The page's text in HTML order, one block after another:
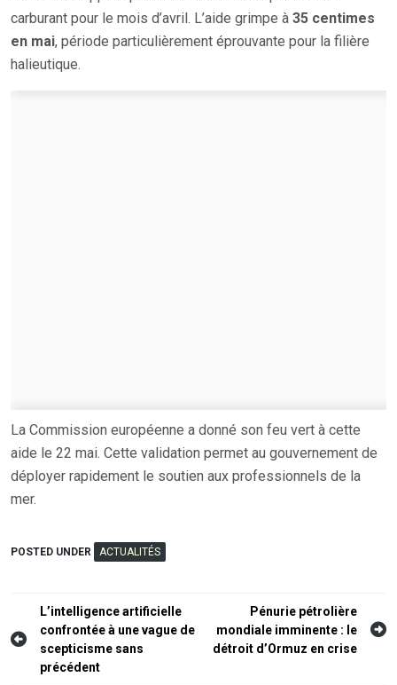
carburant pour le mois d’avril. L’aide grimpe à 35 centimes
en mai, période particulièrement éprouvante pour la filière
halieutique.
La Commission européenne a donné son feu vert à cette
aide le 22 mai. Cette validation permet au gouvernement de
déployer rapidement le soutien aux professionnels de la
mer.
POSTED UNDER ACTUALITÉS
Navigation
de
l’article
L’intelligence artificielle
confrontée à une vague de
scepticisme sans
précédent
Pénurie pétrolière
mondiale imminente : le
détroit d’Ormuz en crise